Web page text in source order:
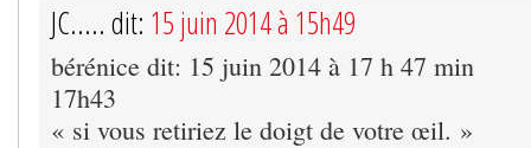
JC..... dit: 15 juin 2014 à 15h49
bérénice dit: 15 juin 2014 à 17 h 47 min
17h43
« si vous retiriez le doigt de votre œil. »